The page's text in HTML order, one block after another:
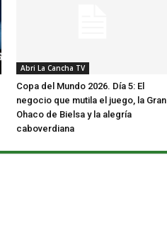
Abri La Cancha TV
Copa del Mundo 2026. Día 5: El
negocio que mutila el juego, la Gran
Ohaco de Bielsa y la alegría
caboverdiana